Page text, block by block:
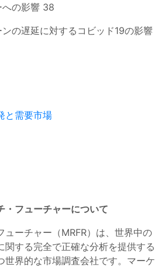
の影響 38
の遅延に対するコビッド19の影響
と需要市場
・フューチャーについて
ューチャー（MRFR）は、世界中の
関する完全で正確な分析を提供する
世界的な市場調査会社です。マーケ